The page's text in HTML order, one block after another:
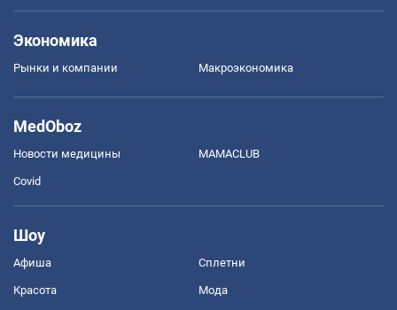
Экономика
Рынки и компании Mакроэкономика
MedOboz
Новости медицины MAMACLUB
Covid
Шоу
Афиша Сплетни
Красота Мода